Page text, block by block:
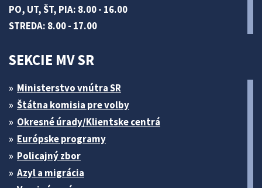
PO, UT, ŠT, PIA: 8.00 - 16.00
STREDA: 8.00 - 17.00
SEKCIE MV SR
Ministerstvo vnútra SR
Štátna komisia pre volby
Okresné úrady/Klientske centrá
Európske programy
Policajný zbor
Azyl a migrácia